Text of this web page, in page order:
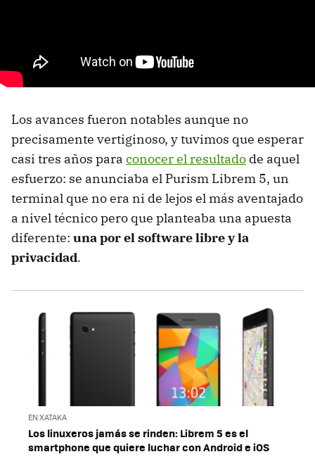
Los avances fueron notables aunque no
precisamente vertiginoso, y tuvimos que esperar
casi tres años para conocer el resultado de aquel
esfuerzo: se anunciaba el Purism Librem 5, un
terminal que no era ni de lejos el más aventajado
a nivel técnico pero que planteaba una apuesta
diferente: una por el software libre y la
privacidad.
EN XATAKA
Los linuxeros jamás se rinden: Librem 5 es el
smartphone que quiere luchar con Android e iOS